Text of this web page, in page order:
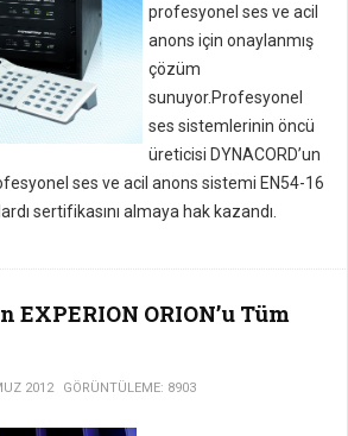
profesyonel ses ve acil
anons için onaylanmış
çözüm
sunuyor.Profesyonel
ses sistemlerinin öncü
üreticisi DYNACORD’un
ses ve acil anons sistemi EN54-16
sertifikasını almaya hak kazandı.
EXPERION ORION’u Tüm
2012 GÖRÜNTÜLEME: 8903